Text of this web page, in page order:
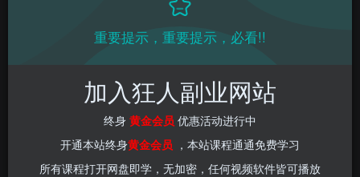
重要提示，重要提示，必看!!
加入狂人副业网站
终身 黄金会员 优惠活动进行中
开通本站终身黄金会员 ，本站课程通通免费学习
所有课程打开网盘即学，无加密，任何视频软件皆可播放